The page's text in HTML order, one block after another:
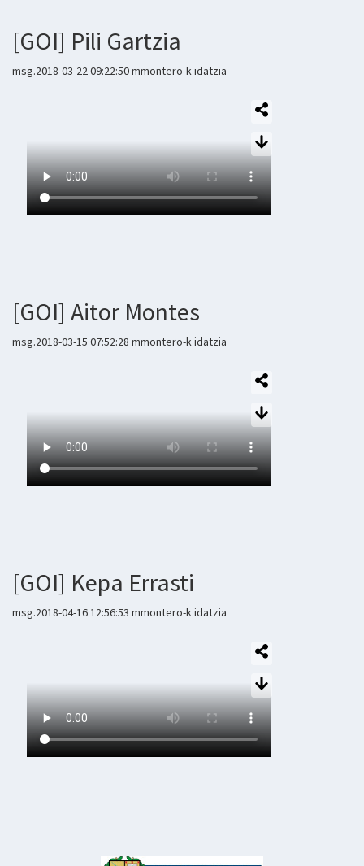
[GOI] Pili Gartzia
msg.2018-03-22 09:22:50 mmontero-k idatzia
[GOI] Aitor Montes
msg.2018-03-15 07:52:28 mmontero-k idatzia
[GOI] Kepa Errasti
msg.2018-04-16 12:56:53 mmontero-k idatzia